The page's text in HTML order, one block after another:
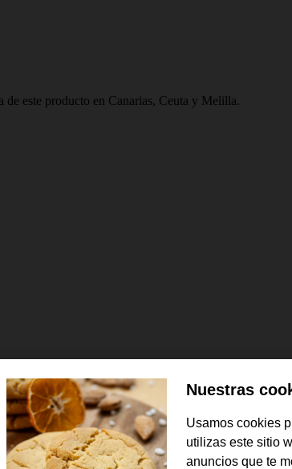
de este producto en Canarias, Ceuta y Melilla.
Nuestras
Usamos cookies
utilizas este sitio
anuncios que te